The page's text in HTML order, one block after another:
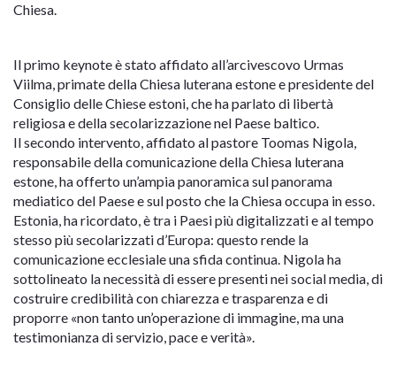
Chiesa.
Il primo keynote è stato affidato all’arcivescovo Urmas
Viilma, primate della Chiesa luterana estone e presidente del
Consiglio delle Chiese estoni, che ha parlato di libertà
religiosa e della secolarizzazione nel Paese baltico.
Il secondo intervento, affidato al pastore Toomas Nigola,
responsabile della comunicazione della Chiesa luterana
estone, ha offerto un’ampia panoramica sul panorama
mediatico del Paese e sul posto che la Chiesa occupa in esso.
Estonia, ha ricordato, è tra i Paesi più digitalizzati e al tempo
stesso più secolarizzati d’Europa: questo rende la
comunicazione ecclesiale una sfida continua. Nigola ha
sottolineato la necessità di essere presenti nei social media, di
costruire credibilità con chiarezza e trasparenza e di
proporre «non tanto un’operazione di immagine, ma una
testimonianza di servizio, pace e verità».